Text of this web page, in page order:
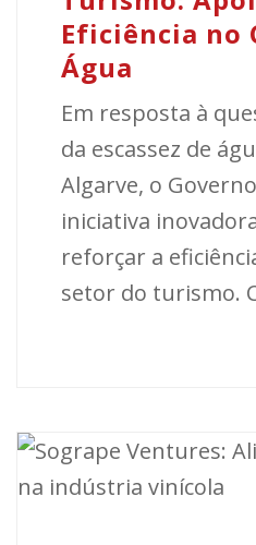
Eficiência no
Água
Em resposta à
da escassez de
Algarve, o
iniciativa
reforçar a
setor do turismo.